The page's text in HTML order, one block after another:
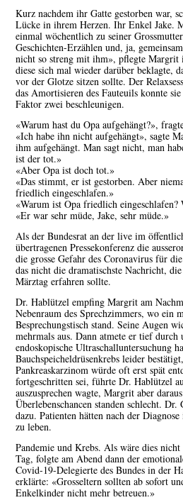
Kurz nachdem ihr Gatte gestorben war,
Lücke in ihrem Herzen. Ihr Enkel Jake.
einmal wöchentlich zu seiner
Geschichten-Erzählen und, ja,
nicht so streng mit ihm», pflegte Margrit
diese sich mal wieder darüber beklagte,
vor der Glotze sitzen sollte. Der
das Amortisieren des Fauteuils konnte
Faktor zwei beschleunigen.
«Warum hast du Opa aufgehängt?»,
«Ich habe ihn nicht aufgehängt», sagte
ihm aufgehängt. Man sagt nicht, man
ist der tot.»
«Aber Opa ist doch tot.»
«Das stimmt, er ist gestorben. Aber
friedlich eingeschlafen.»
«Warum ist Opa friedlich eingeschlafen?
«Er war sehr müde, Jake, sehr müde.»
Als der Bundesrat an der live im
übertragenen Pressekonferenz die
die grosse Gefahr des Coronavirus für
das nicht die dramatischste Nachricht,
Märztag erfahren sollte.
Dr. Hablützel empfing Margrit am
Nebenraum des Sprechzimmers, wo ein
Besprechungstisch stand. Seine Augen
mehrmals aus. Dann atmete er tief
endoskopische Ultraschalluntersuchung
Bauchspeicheldrüsenkrebs leider
Pankreaskarzinom würde oft erst spät
fortgeschritten sei, führte Dr. Hablützel
auszusprechen wagte, Margrit aber
Überlebenschancen standen schlecht.
dazu. Patienten hätten nach der
zu leben.
Pandemie und Krebs. Als wäre dies
Tag, folgte am Abend dann der
Covid-19-Delegierte des Bundes in der
erklärte: «Grosseltern sollten ab sofort
Enkelkinder nicht mehr betreuen.»